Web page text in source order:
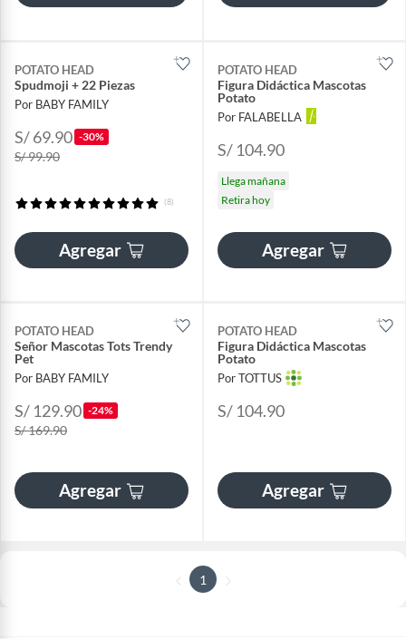
POTATO HEAD
Spudmoji + 22 Piezas
Por BABY FAMILY
S/ 69.90 -30%
S/ 99.90
(8)
Agregar
POTATO HEAD
Figura Didáctica Mascotas
Potato
Por FALABELLA
S/ 104.90
Llega mañana
Retira hoy
Agregar
POTATO HEAD
Señor Mascotas Tots Trendy
Pet
Por BABY FAMILY
S/ 129.90 -24%
S/ 169.90
Agregar
POTATO HEAD
Figura Didáctica Mascotas
Potato
Por TOTTUS
S/ 104.90
Agregar
1